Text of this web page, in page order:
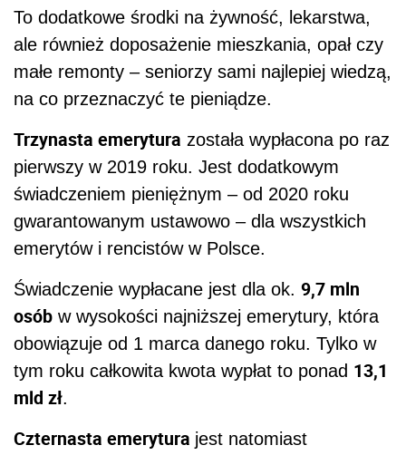
To dodatkowe środki na żywność, lekarstwa,
ale również doposażenie mieszkania, opał czy
małe remonty – seniorzy sami najlepiej wiedzą,
na co przeznaczyć te pieniądze.
Trzynasta emerytura została wypłacona po raz
pierwszy w 2019 roku. Jest dodatkowym
świadczeniem pieniężnym – od 2020 roku
gwarantowanym ustawowo – dla wszystkich
emerytów i rencistów w Polsce.
Świadczenie wypłacane jest dla ok. 9,7 mln
osób w wysokości najniższej emerytury, która
obowiązuje od 1 marca danego roku. Tylko w
tym roku całkowita kwota wypłat to ponad 13,1
mld zł.
Czternasta emerytura jest natomiast